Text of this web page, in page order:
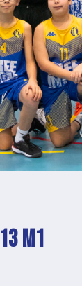
M1